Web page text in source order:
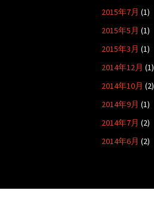
2015年7月 (1)
2015年5月 (1)
2015年3月 (1)
2014年12月 (1)
2014年10月 (2)
2014年9月 (1)
2014年7月 (2)
2014年6月 (2)